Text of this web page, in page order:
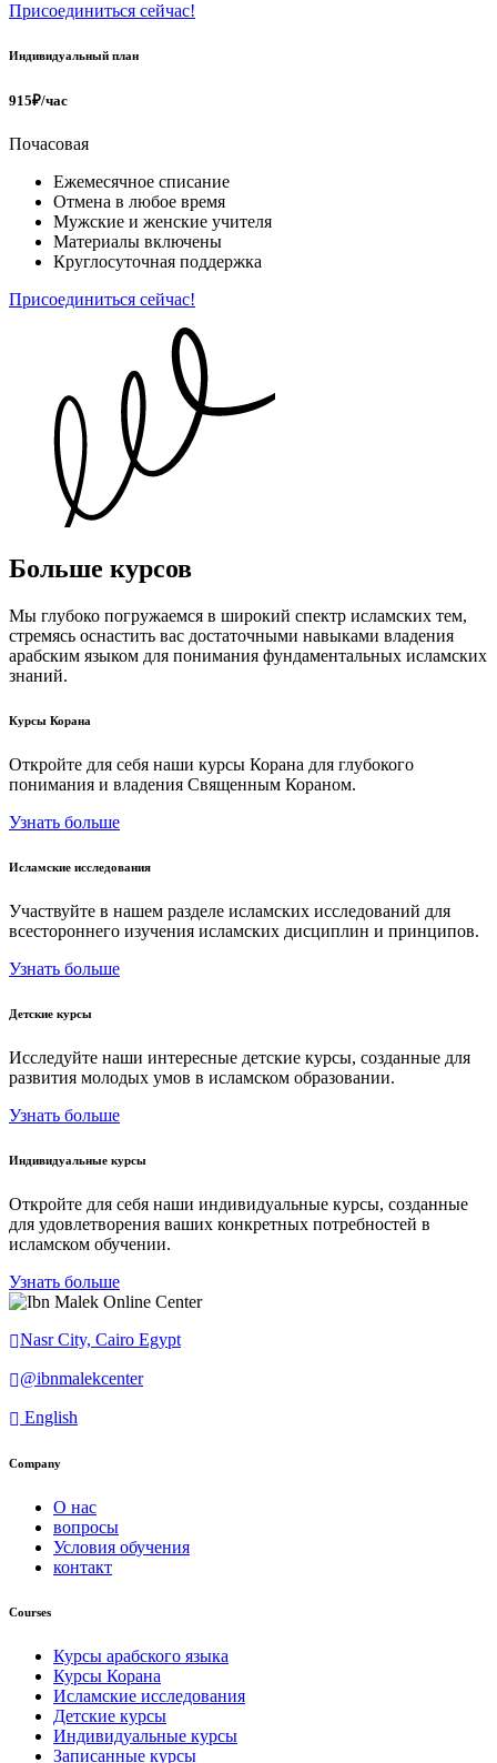
Присоединиться сейчас!
Индивидуальный план
915₽/час
Почасовая
Ежемесячное списание
Отмена в любое время
Мужские и женские учителя
Материалы включены
Круглосуточная поддержка
Присоединиться сейчас!
Больше курсов
Мы глубоко погружаемся в широкий спектр исламских тем,
стремясь оснастить вас достаточными навыками владения
арабским языком для понимания фундаментальных исламских
знаний.
Курсы Корана
Откройте для себя наши курсы Корана для глубокого
понимания и владения Священным Кораном.
Узнать больше
Исламские исследования
Участвуйте в нашем разделе исламских исследований для
всестороннего изучения исламских дисциплин и принципов.
Узнать больше
Детские курсы
Исследуйте наши интересные детские курсы, созданные для
развития молодых умов в исламском образовании.
Узнать больше
Индивидуальные курсы
Откройте для себя наши индивидуальные курсы, созданные
для удовлетворения ваших конкретных потребностей в
исламском обучении.
Узнать больше
Nasr City, Cairo Egypt
@ibnmalekcenter
English
Company
О нас
вопросы
Условия обучения
контакт
Courses
Курсы арабского языка
Курсы Корана
Исламские исследования
Детские курсы
Индивидуальные курсы
Записанные курсы